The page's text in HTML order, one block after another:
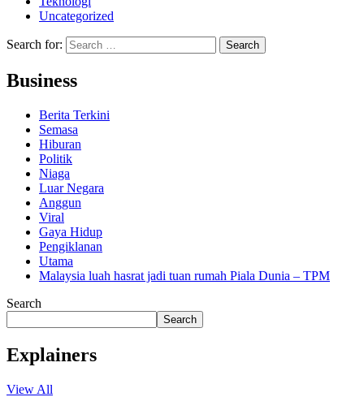
Uncategorized
Search for:
Business
Berita Terkini
Semasa
Hiburan
Politik
Niaga
Luar Negara
Anggun
Viral
Gaya Hidup
Pengiklanan
Utama
Malaysia luah hasrat jadi tuan rumah Piala Dunia – TPM
Search
Search
Explainers
View All